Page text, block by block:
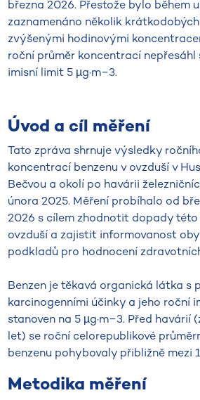
března 2026. Přestože bylo během
zaznamenáno několik
zvýšenými hodinovými
roční průměr koncentrací nepřesáhl
imisní limit 5 µg·m−3.
Úvod a cíl měření
Tato zpráva shrnuje výsledky
koncentrací benzenu v ovzduší v
Bečvou a okolí po havárii
února 2025. Měření probíhalo od
2026 s cílem zhodnotit dopady
ovzduší a zajistit informovanost
podkladů pro hodnocení
Benzen je těkavá organická látka s
karcinogenními účinky a jeho roční
stanoven na 5 µg·m−3. Před havárií
let) se roční celorepublikové
benzenu pohybovaly přibližně mezi
Metodika měření